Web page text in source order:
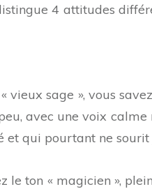
4 attitudes
vieux sage », vous
avec une voix
et qui pourtant ne sourit
le ton « magicien »,